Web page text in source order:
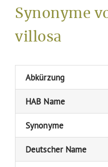
Synonyme
villosa
Abkürzung
HAB Name
Synonyme
Deutscher Name